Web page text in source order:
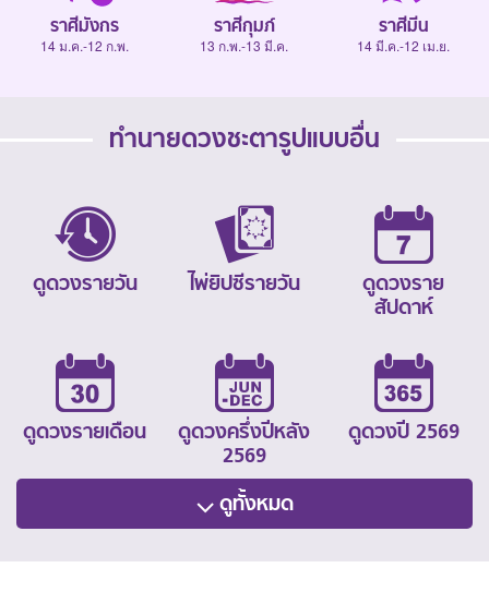
ราศีมังกร
14 ม.ค.-12 ก.พ.
ราศีกุมภ์
13 ก.พ.-13 มี.ค.
ราศีมีน
14 มี.ค.-12 เม.ย.
ทำนายดวงชะตารูปแบบอื่น
ดูดวงรายวัน ไพ่ยิปซีรายวัน
ดูดวงราย
สัปดาห์
ดูดวงรายเดือน
ดูดวงครึ่งปีหลัง
2569
ดูดวงปี 2569
ดูทั้งหมด